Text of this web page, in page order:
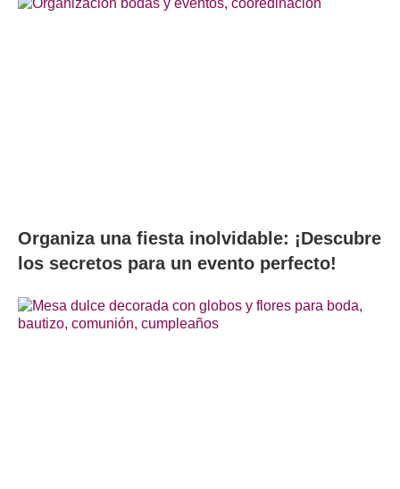
Organiza una fiesta inolvidable: ¡Descubre
los secretos para un evento perfecto!